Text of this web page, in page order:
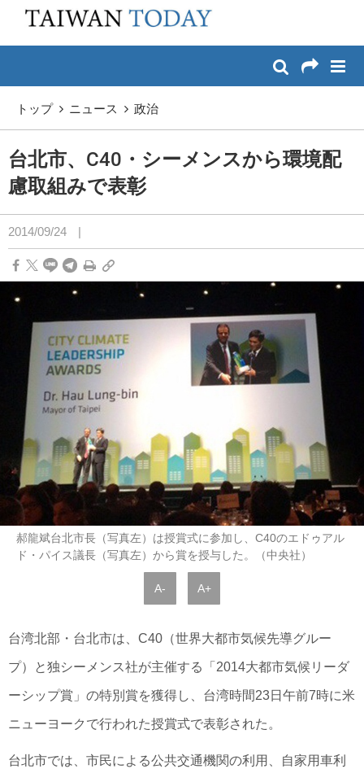
メイン コンテンツへスキップ
トップ ニュース 政治
台北市、C40・シーメンスから環境配
慮取組みで表彰
2014/09/24 |
郝龍斌台北市長（写真左）は授賞式に参加し、C40のエドゥアル
ド・パイス議長（写真左）から賞を授与した。（中央社）
A- A+
台湾北部・台北市は、C40（世界大都市気候先導グルー
プ）と独シーメンス社が主催する「2014大都市気候リーダ
ーシップ賞」の特別賞を獲得し、台湾時間23日午前7時に米
ニューヨークで行われた授賞式で表彰された。
台北市では、市民による公共交通機関の利用、自家用車利